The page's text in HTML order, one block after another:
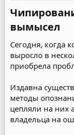
вымысел​
Сегодня, когда
выросло в
приобрела
Издавна
методы
цепляли на них
владельца на